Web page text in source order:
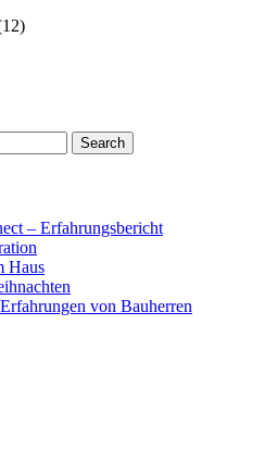
– Erfahrungsbericht
Haus
von Bauherren